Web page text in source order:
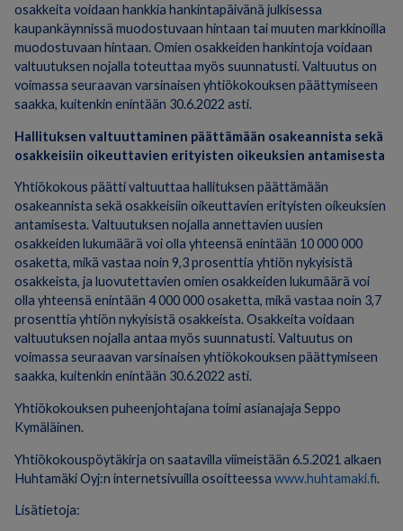
osakkeita voidaan hankkia hankintapäivänä julkisessa
kaupankäynnissä muodostuvaan hintaan tai muuten markkinoilla
muodostuvaan hintaan. Omien osakkeiden hankintoja voidaan
valtuutuksen nojalla toteuttaa myös suunnatusti. Valtuutus on
voimassa seuraavan varsinaisen yhtiökokouksen päättymiseen
saakka, kuitenkin enintään 30.6.2022 asti.
Hallituksen valtuuttaminen päättämään osakeannista sekä
osakkeisiin oikeuttavien erityisten oikeuksien antamisesta
Yhtiökokous päätti valtuuttaa hallituksen päättämään
osakeannista sekä osakkeisiin oikeuttavien erityisten oikeuksien
antamisesta. Valtuutuksen nojalla annettavien uusien
osakkeiden lukumäärä voi olla yhteensä enintään 10 000 000
osaketta, mikä vastaa noin 9,3 prosenttia yhtiön nykyisistä
osakkeista, ja luovutettavien omien osakkeiden lukumäärä voi
olla yhteensä enintään 4 000 000 osaketta, mikä vastaa noin 3,7
prosenttia yhtiön nykyisistä osakkeista. Osakkeita voidaan
valtuutuksen nojalla antaa myös suunnatusti. Valtuutus on
voimassa seuraavan varsinaisen yhtiökokouksen päättymiseen
saakka, kuitenkin enintään 30.6.2022 asti.
Yhtiökokouksen puheenjohtajana toimi asianajaja Seppo
Kymäläinen.
Yhtiökokouspöytäkirja on saatavilla viimeistään 6.5.2021 alkaen
Huhtamäki Oyj:n internetsivuilla osoitteessa www.huhtamaki.fi.
Lisätietoja: